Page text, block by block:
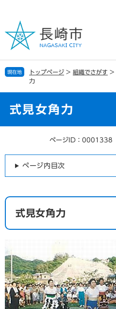
の
で
す
ー
ば
し
現在地 トップページ > 組織でさがす >
力
式見女角力
ページID：0001338
ページ内目次
式見女角力